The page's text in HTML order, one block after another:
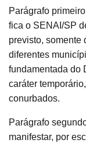
Parágrafo
fica o SENAI/SP
previsto, somente
diferentes
fundamentada do
caráter
conurbados.
Parágrafo
manifestar, por